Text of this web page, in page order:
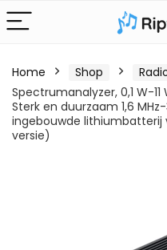
Home Shop
Spectrumanalyzer, 0,1 W-
Sterk en duurzaam 1,6
ingebouwde lithiumbatterij
versie)